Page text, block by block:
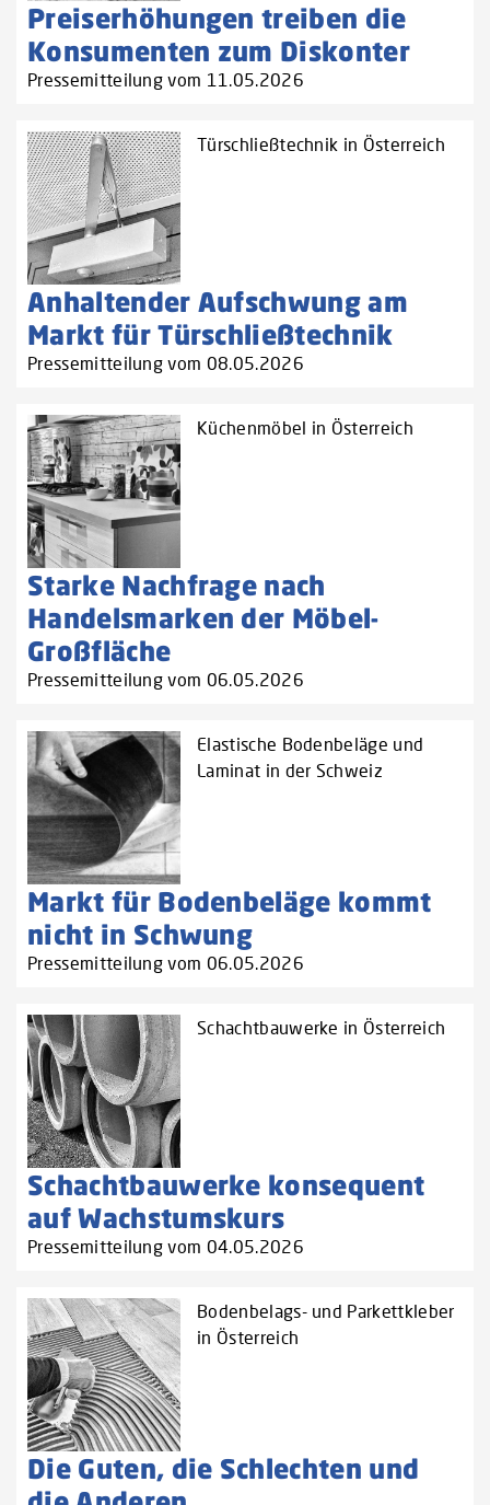
Preiserhöhungen treiben die
Konsumenten zum Diskonter
Pressemitteilung vom 11.05.2026
Türschließtechnik in Österreich
Anhaltender Aufschwung am
Markt für Türschließtechnik
Pressemitteilung vom 08.05.2026
Küchenmöbel in Österreich
Starke Nachfrage nach
Handelsmarken der Möbel-
Großfläche
Pressemitteilung vom 06.05.2026
Elastische Bodenbeläge und
Laminat in der Schweiz
Markt für Bodenbeläge kommt
nicht in Schwung
Pressemitteilung vom 06.05.2026
Schachtbauwerke in Österreich
Schachtbauwerke konsequent
auf Wachstumskurs
Pressemitteilung vom 04.05.2026
Bodenbelags- und Parkettkleber
in Österreich
Die Guten, die Schlechten und